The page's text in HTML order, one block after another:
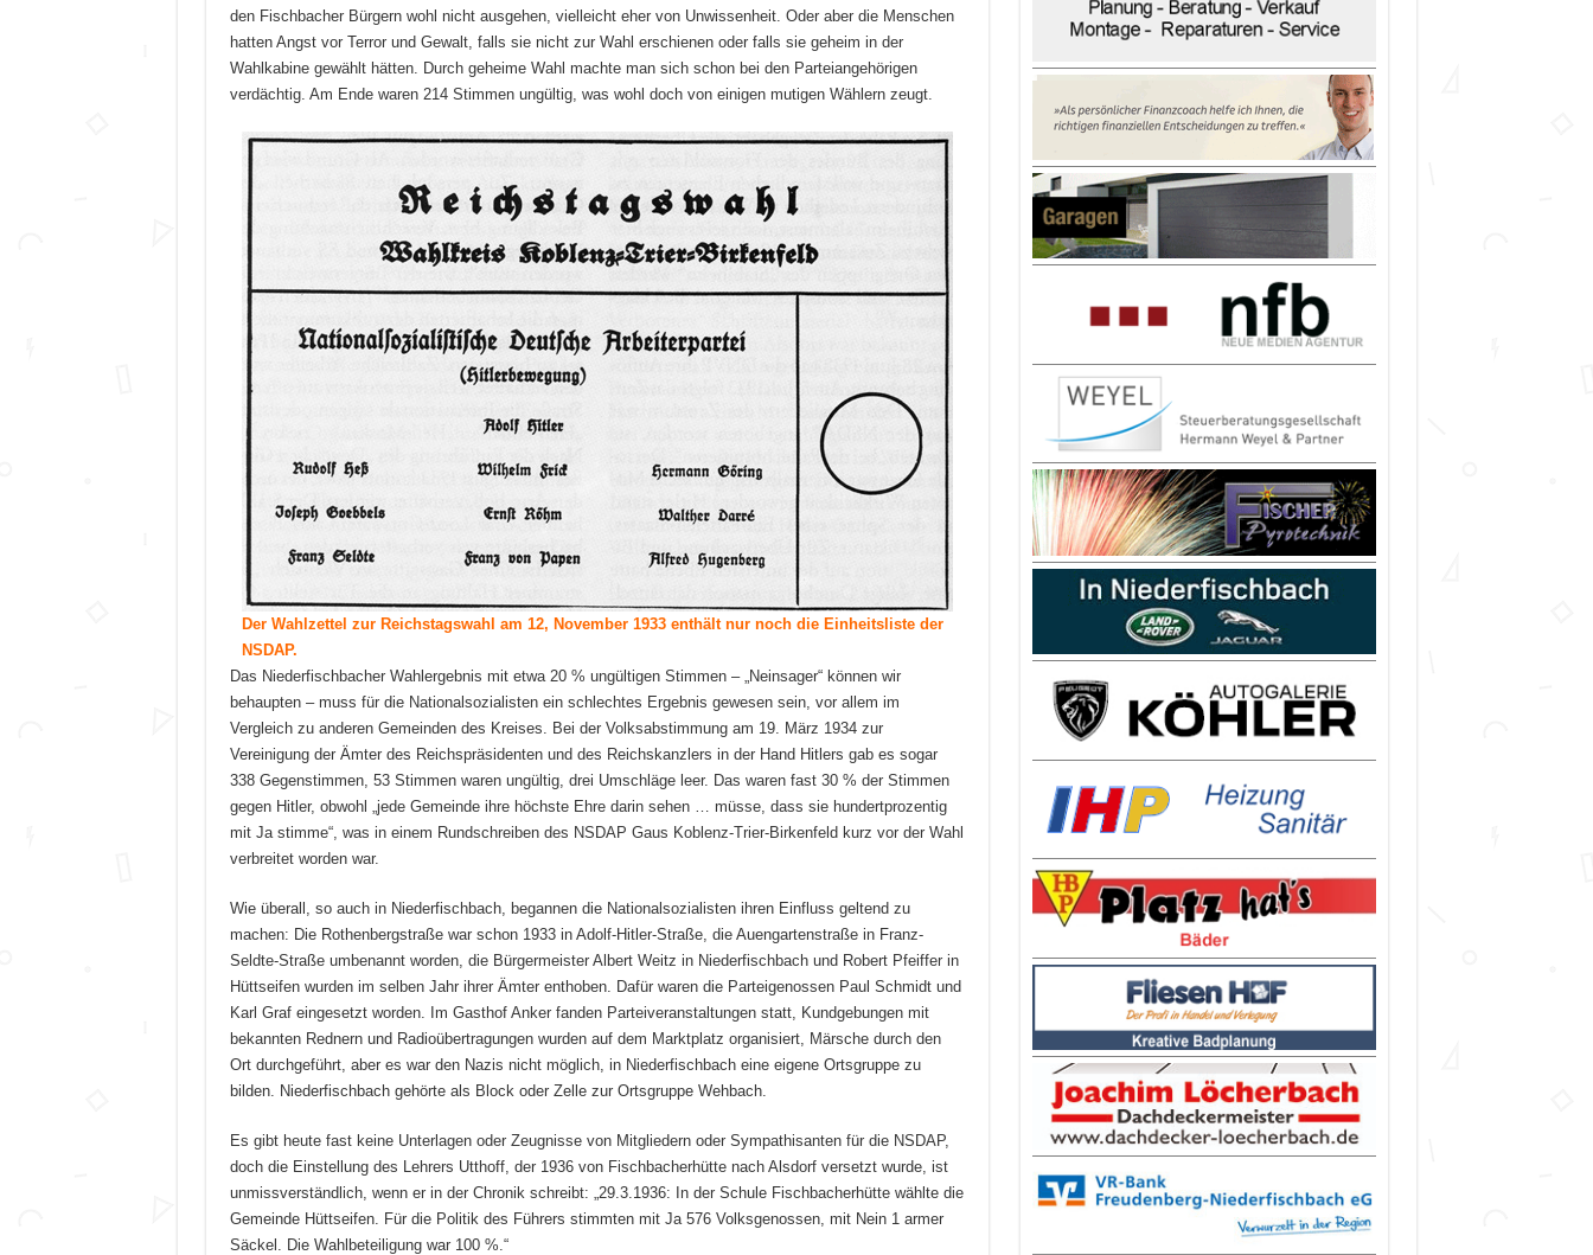
den Fischbacher Bürgern wohl nicht ausgehen, vielleicht eher von Unwissenheit. Oder aber die Menschen
hatten Angst vor Terror und Gewalt, falls sie nicht zur Wahl erschienen oder falls sie geheim in der
Wahlkabine gewählt hätten. Durch geheime Wahl machte man sich schon bei den Parteiangehörigen
verdächtig. Am Ende waren 214 Stimmen ungültig, was wohl doch von einigen mutigen Wählern zeugt.
Der Wahlzettel zur Reichstagswahl am 12, November 1933 enthält nur noch die Einheitsliste der
NSDAP.
Das Niederfischbacher Wahlergebnis mit etwa 20 % ungültigen Stimmen – „Neinsager“ können wir
behaupten – muss für die Nationalsozialisten ein schlechtes Ergebnis gewesen sein, vor allem im
Vergleich zu anderen Gemeinden des Kreises. Bei der Volksabstimmung am 19. März 1934 zur
Vereinigung der Ämter des Reichspräsidenten und des Reichskanzlers in der Hand Hitlers gab es sogar
338 Gegenstimmen, 53 Stimmen waren ungültig, drei Umschläge leer. Das waren fast 30 % der Stimmen
gegen Hitler, obwohl „jede Gemeinde ihre höchste Ehre darin sehen … müsse, dass sie hundertprozentig
mit Ja stimme“, was in einem Rundschreiben des NSDAP Gaus Koblenz-Trier-Birkenfeld kurz vor der Wahl
verbreitet worden war.
Wie überall, so auch in Niederfischbach, begannen die Nationalsozialisten ihren Einfluss geltend zu
machen: Die Rothenbergstraße war schon 1933 in Adolf-Hitler-Straße, die Auengartenstraße in Franz-
Seldte-Straße umbenannt worden, die Bürgermeister Albert Weitz in Niederfischbach und Robert Pfeiffer in
Hüttseifen wurden im selben Jahr ihrer Ämter enthoben. Dafür waren die Parteigenossen Paul Schmidt und
Karl Graf eingesetzt worden. Im Gasthof Anker fanden Parteiveranstaltungen statt, Kundgebungen mit
bekannten Rednern und Radioübertragungen wurden auf dem Marktplatz organisiert, Märsche durch den
Ort durchgeführt, aber es war den Nazis nicht möglich, in Niederfischbach eine eigene Ortsgruppe zu
bilden. Niederfischbach gehörte als Block oder Zelle zur Ortsgruppe Wehbach.
Es gibt heute fast keine Unterlagen oder Zeugnisse von Mitgliedern oder Sympathisanten für die NSDAP,
doch die Einstellung des Lehrers Utthoff, der 1936 von Fischbacherhütte nach Alsdorf versetzt wurde, ist
unmissverständlich, wenn er in der Chronik schreibt: „29.3.1936: In der Schule Fischbacherhütte wählte die
Gemeinde Hüttseifen. Für die Politik des Führers stimmten mit Ja 576 Volksgenossen, mit Nein 1 armer
Säckel. Die Wahlbeteiligung war 100 %.“